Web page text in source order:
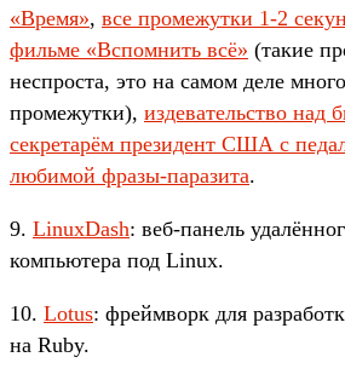
«Время», все промежутки 1-2
фильме «Вспомнить всё» (такие
неспроста, это на самом деле
промежутки), издевательство над
секретарём президент США с
любимой фразы-паразита.
9. LinuxDash: веб-панель
компьютера под Linux.
10. Lotus: фреймворк для
на Ruby.